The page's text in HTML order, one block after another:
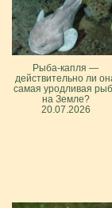
Рыба-капля —
действительно ли
самая уродливая
на Земле?
20.07.2026